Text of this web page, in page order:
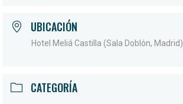
UBICACIÓN
Hotel Meliá Castilla (Sala Doblón, Madrid)
CATEGORÍA